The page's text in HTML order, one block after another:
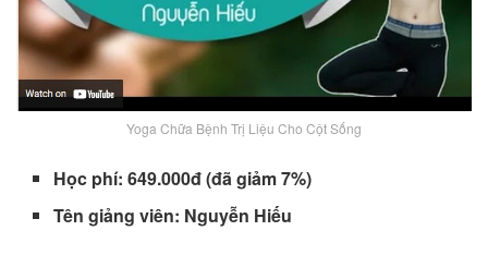
Yoga Chữa Bệnh Trị Liệu Cho Cột Sống
Học phí: 649.000đ (đã giảm 7%)
Tên giảng viên: Nguyễn Hiếu